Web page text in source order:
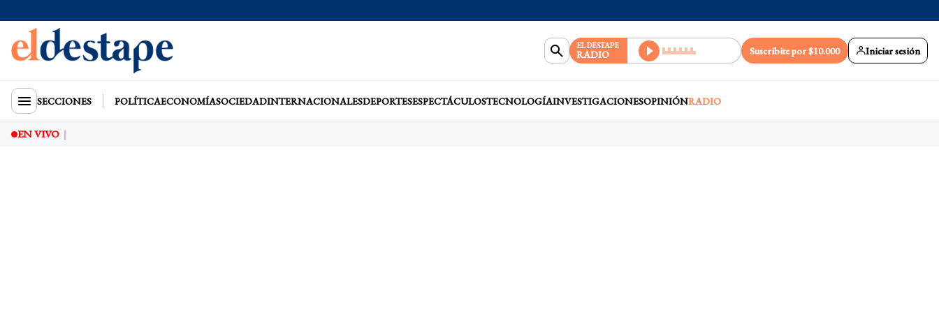
EL DESTAPE
RADIO Suscribite por $10.000 Iniciar sesión
SECCIONES POLÍTICAECONOMÍASOCIEDADINTERNACIONALESDEPORTESESPECTÁCULOSTECNOLOGÍAINVESTIGACIONESOPINIÓNRADIO
EN VIVO